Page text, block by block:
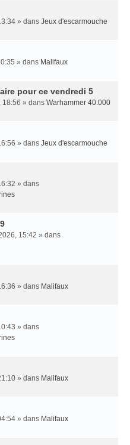
» dans Jeux d'escarmouche
» dans Malifaux
pour ce vendredi 5
18:56 » dans Warhammer 40.000
» dans Jeux d'escarmouche
» dans
15:42 » dans
» dans Malifaux
» dans
» dans Malifaux
» dans Malifaux